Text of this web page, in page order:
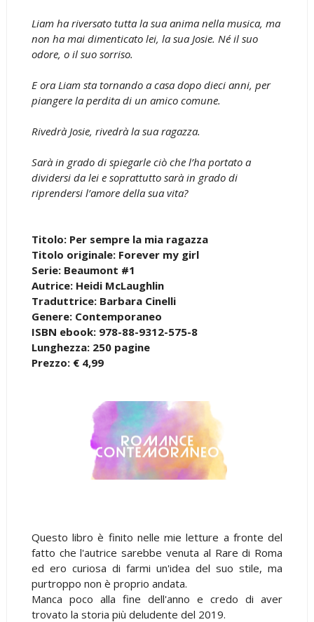
Liam ha riversato tutta la sua anima nella musica, ma
non ha mai dimenticato lei, la sua Josie. Né il suo
odore, o il suo sorriso.
E ora Liam sta tornando a casa dopo dieci anni, per
piangere la perdita di un amico comune.
Rivedrà Josie, rivedrà la sua ragazza.
Sarà in grado di spiegarle ciò che l’ha portato a
dividersi da lei e soprattutto sarà in grado di
riprendersi l’amore della sua vita?
Titolo: Per sempre la mia ragazza
Titolo originale: Forever my girl
Serie: Beaumont #1
Autrice: Heidi McLaughlin
Traduttrice: Barbara Cinelli
Genere: Contemporaneo
ISBN ebook: 978-88-9312-575-8
Lunghezza: 250 pagine
Prezzo: € 4,99
Questo libro è finito nelle mie letture a fronte del
fatto che l'autrice sarebbe venuta al Rare di Roma
ed ero curiosa di farmi un'idea del suo stile, ma
purtroppo non è proprio andata.
Manca poco alla fine dell'anno e credo di aver
trovato la storia più deludente del 2019.